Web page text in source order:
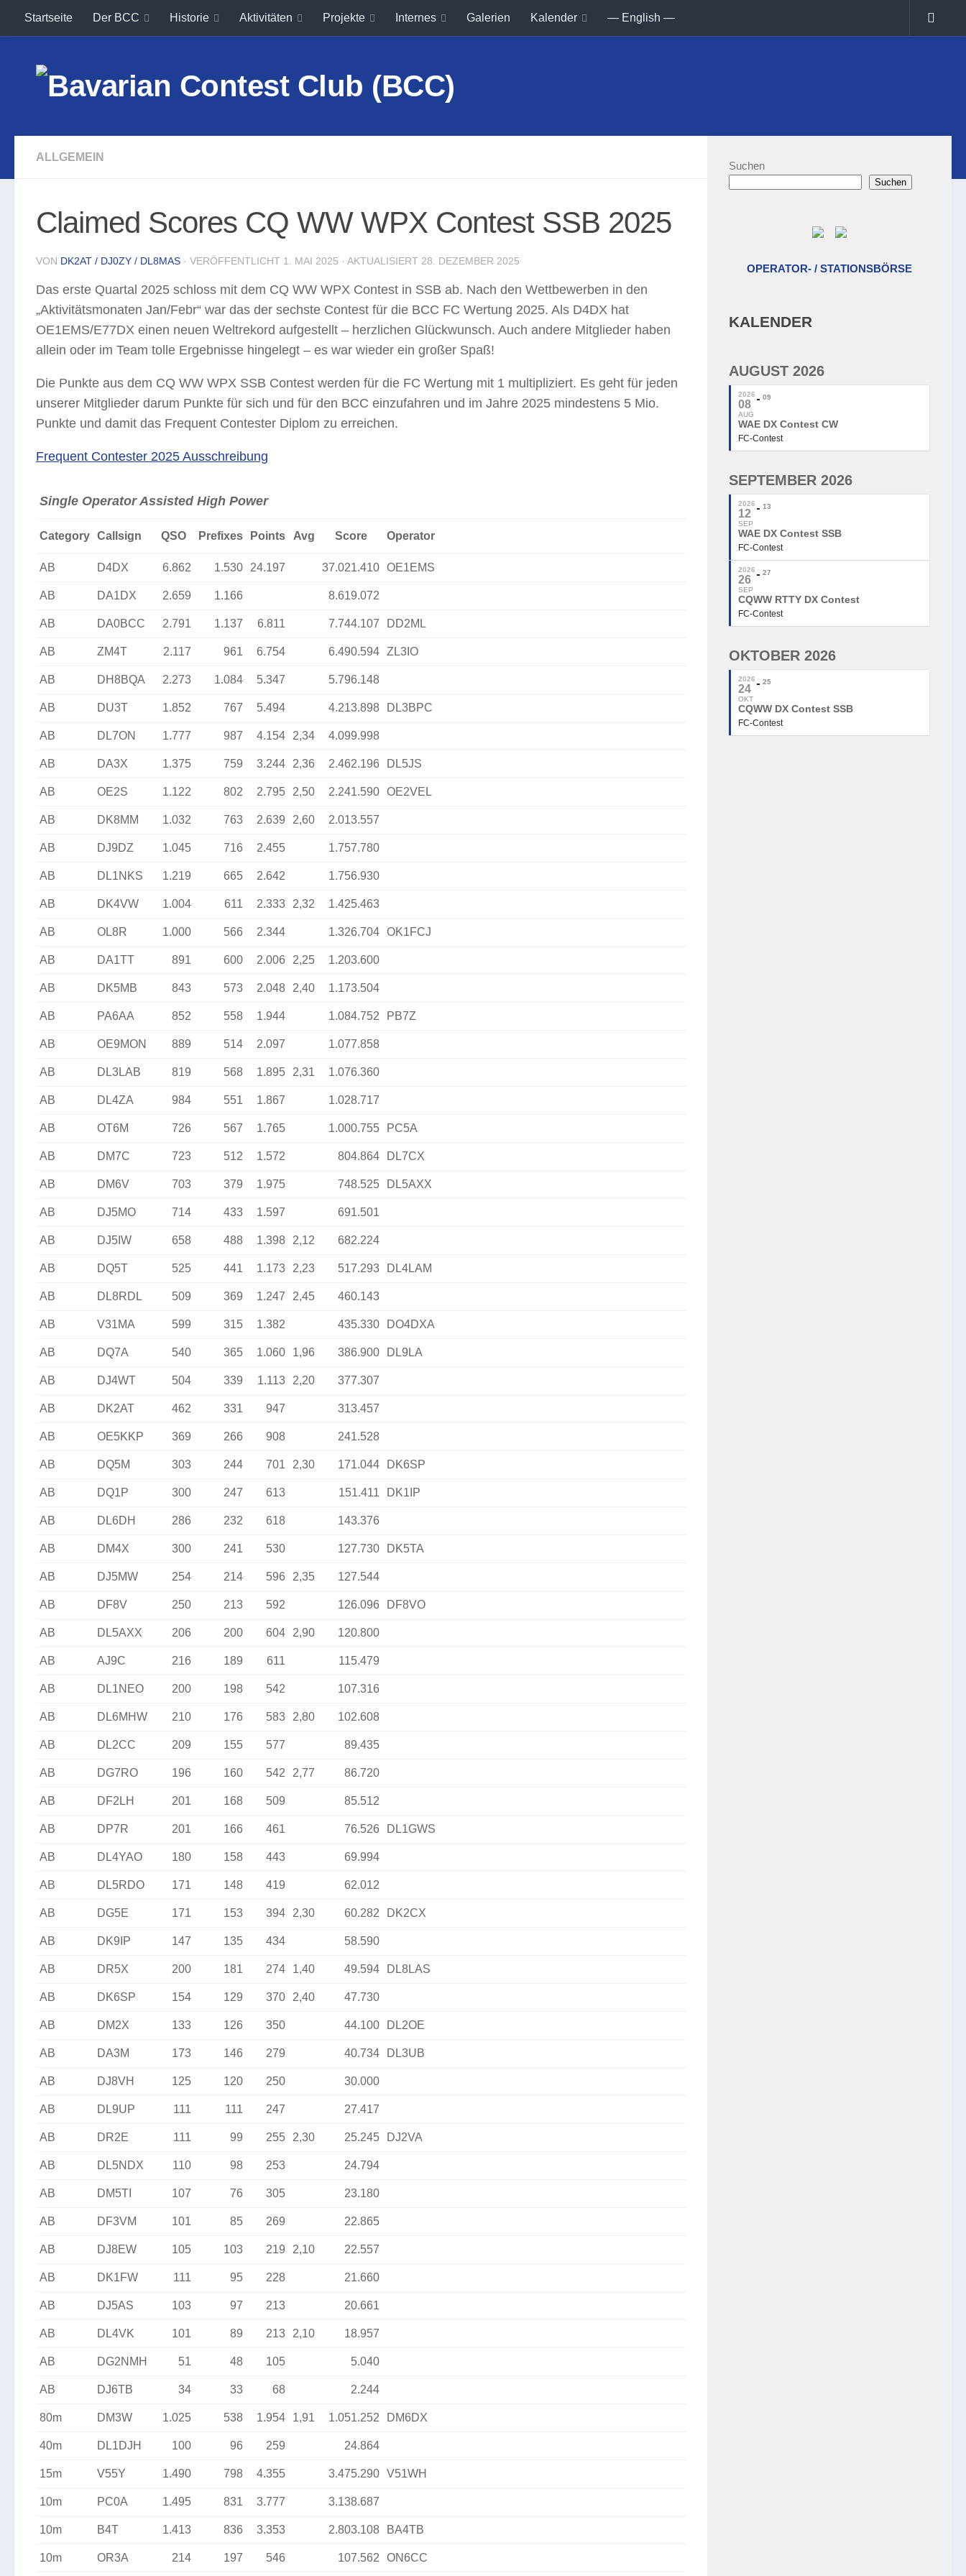
Unter dem Inhalt
Startseite Der BCC Historie Aktivitäten Projekte Internes Galerien Kalender — English —
ALLGEMEIN
Claimed Scores CQ WW WPX Contest SSB 2025
VON DK2AT / DJ0ZY / DL8MAS · VERÖFFENTLICHT 1. MAI 2025 · AKTUALISIERT 28. DEZEMBER 2025
Das erste Quartal 2025 schloss mit dem CQ WW WPX Contest in SSB ab. Nach den Wettbewerben in den
„Aktivitätsmonaten Jan/Febr“ war das der sechste Contest für die BCC FC Wertung 2025. Als D4DX hat
OE1EMS/E77DX einen neuen Weltrekord aufgestellt – herzlichen Glückwunsch. Auch andere Mitglieder haben
allein oder im Team tolle Ergebnisse hingelegt – es war wieder ein großer Spaß!
Die Punkte aus dem CQ WW WPX SSB Contest werden für die FC Wertung mit 1 multipliziert. Es geht für jeden
unserer Mitglieder darum Punkte für sich und für den BCC einzufahren und im Jahre 2025 mindestens 5 Mio.
Punkte und damit das Frequent Contester Diplom zu erreichen.
Frequent Contester 2025 Ausschreibung
Single Operator Assisted High Power
Category Callsign QSO Prefixes Points Avg Score Operator
AB D4DX 6.862 1.530 24.197 37.021.410 OE1EMS
AB DA1DX 2.659 1.166 8.619.072
AB DA0BCC 2.791 1.137 6.811 7.744.107 DD2ML
AB ZM4T 2.117 961 6.754 6.490.594 ZL3IO
AB DH8BQA 2.273 1.084 5.347 5.796.148
AB DU3T 1.852 767 5.494 4.213.898 DL3BPC
AB DL7ON 1.777 987 4.154 2,34 4.099.998
AB DA3X 1.375 759 3.244 2,36 2.462.196 DL5JS
AB OE2S 1.122 802 2.795 2,50 2.241.590 OE2VEL
AB DK8MM 1.032 763 2.639 2,60 2.013.557
AB DJ9DZ 1.045 716 2.455 1.757.780
AB DL1NKS 1.219 665 2.642 1.756.930
AB DK4VW 1.004 611 2.333 2,32 1.425.463
AB OL8R 1.000 566 2.344 1.326.704 OK1FCJ
AB DA1TT 891 600 2.006 2,25 1.203.600
AB DK5MB 843 573 2.048 2,40 1.173.504
AB PA6AA 852 558 1.944 1.084.752 PB7Z
AB OE9MON 889 514 2.097 1.077.858
AB DL3LAB 819 568 1.895 2,31 1.076.360
AB DL4ZA 984 551 1.867 1.028.717
AB OT6M 726 567 1.765 1.000.755 PC5A
AB DM7C 723 512 1.572 804.864 DL7CX
AB DM6V 703 379 1.975 748.525 DL5AXX
AB DJ5MO 714 433 1.597 691.501
AB DJ5IW 658 488 1.398 2,12 682.224
AB DQ5T 525 441 1.173 2,23 517.293 DL4LAM
AB DL8RDL 509 369 1.247 2,45 460.143
AB V31MA 599 315 1.382 435.330 DO4DXA
AB DQ7A 540 365 1.060 1,96 386.900 DL9LA
AB DJ4WT 504 339 1.113 2,20 377.307
AB DK2AT 462 331 947 313.457
AB OE5KKP 369 266 908 241.528
AB DQ5M 303 244 701 2,30 171.044 DK6SP
AB DQ1P 300 247 613 151.411 DK1IP
AB DL6DH 286 232 618 143.376
AB DM4X 300 241 530 127.730 DK5TA
AB DJ5MW 254 214 596 2,35 127.544
AB DF8V 250 213 592 126.096 DF8VO
AB DL5AXX 206 200 604 2,90 120.800
AB AJ9C 216 189 611 115.479
AB DL1NEO 200 198 542 107.316
AB DL6MHW 210 176 583 2,80 102.608
AB DL2CC 209 155 577 89.435
AB DG7RO 196 160 542 2,77 86.720
AB DF2LH 201 168 509 85.512
AB DP7R 201 166 461 76.526 DL1GWS
AB DL4YAO 180 158 443 69.994
AB DL5RDO 171 148 419 62.012
AB DG5E 171 153 394 2,30 60.282 DK2CX
AB DK9IP 147 135 434 58.590
AB DR5X 200 181 274 1,40 49.594 DL8LAS
AB DK6SP 154 129 370 2,40 47.730
AB DM2X 133 126 350 44.100 DL2OE
AB DA3M 173 146 279 40.734 DL3UB
AB DJ8VH 125 120 250 30.000
AB DL9UP 111 111 247 27.417
AB DR2E 111 99 255 2,30 25.245 DJ2VA
AB DL5NDX 110 98 253 24.794
AB DM5TI 107 76 305 23.180
AB DF3VM 101 85 269 22.865
AB DJ8EW 105 103 219 2,10 22.557
AB DK1FW 111 95 228 21.660
AB DJ5AS 103 97 213 20.661
AB DL4VK 101 89 213 2,10 18.957
AB DG2NMH 51 48 105 5.040
AB DJ6TB 34 33 68 2.244
80m DM3W 1.025 538 1.954 1,91 1.051.252 DM6DX
40m DL1DJH 100 96 259 24.864
15m V55Y 1.490 798 4.355 3.475.290 V51WH
10m PC0A 1.495 831 3.777 3.138.687
10m B4T 1.413 836 3.353 2.803.108 BA4TB
10m OR3A 214 197 546 107.562 ON6CC
Suchen
Suchen
OPERATOR- / STATIONSBÖRSE
KALENDER
AUGUST 2026
2026
08
AUG
09
WAE DX Contest CW
FC-Contest
SEPTEMBER 2026
2026
12
SEP
13
WAE DX Contest SSB
FC-Contest
2026
26
SEP
27
CQWW RTTY DX Contest
FC-Contest
OKTOBER 2026
2026
24
OKT
25
CQWW DX Contest SSB
FC-Contest